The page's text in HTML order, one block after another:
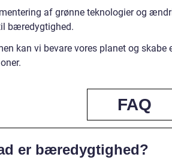
af grønne teknologier og
bæredygtighed.
kan vi bevare vores planet og
FAQ
er bæredygtighed?